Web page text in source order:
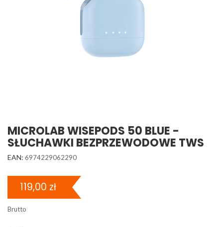
MICROLAB WISEPODS 50 BLUE -
SŁUCHAWKI BEZPRZEWODOWE TWS
EAN: 6974229062290
119,00 zł
Brutto